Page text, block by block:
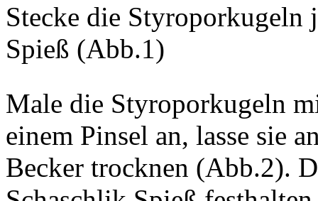
Stecke die Styroporkugeln
Spieß (Abb.1)
Male die Styroporkugeln
einem Pinsel an, lasse sie
Becker trocknen (Abb.2).